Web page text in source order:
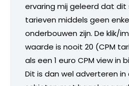
ervaring mij geleerd dat dit
tarieven middels geen
onderbouwen zijn. De klik/
waarde is nooit 20 (CPM
als een 1 euro CPM view in
Dit is dan wel adverteren in